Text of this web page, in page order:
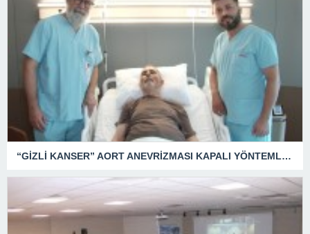
“GİZLİ KANSER” AORT ANEVRİZMASI KAPALI YÖNTEMLE TEDAVİ EDİLDİ